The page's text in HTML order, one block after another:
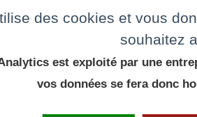
des cookies et vous
souhaitez
est exploité par une
vos données se fera donc